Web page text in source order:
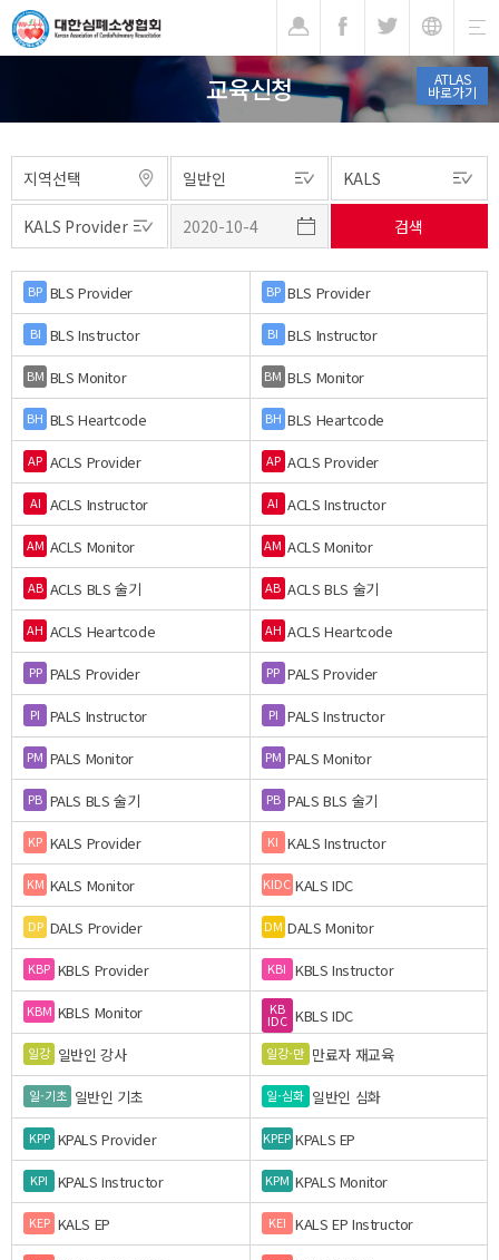
ATLAS
바로가기
교육신청
BP BLS Provider BP BLS Provider
BI BLS Instructor BI BLS Instructor
BM BLS Monitor BM BLS Monitor
BH BLS Heartcode BH BLS Heartcode
AP ACLS Provider AP ACLS Provider
AI ACLS Instructor AI ACLS Instructor
AM ACLS Monitor AM ACLS Monitor
AB ACLS BLS 술기 AB ACLS BLS 술기
AH ACLS Heartcode AH ACLS Heartcode
PP PALS Provider PP PALS Provider
PI PALS Instructor PI PALS Instructor
PM PALS Monitor PM PALS Monitor
PB PALS BLS 술기 PB PALS BLS 술기
KP KALS Provider KI KALS Instructor
KM KALS Monitor KIDC KALS IDC
DP DALS Provider DM DALS Monitor
KBP KBLS Provider KBI KBLS Instructor
KBM KBLS Monitor KB
IDC KBLS IDC
일강 일반인 강사 일강-만 만료자 재교육
일-기초 일반인 기초 일-심화 일반인 심화
KPP KPALS Provider KPEP KPALS EP
KPI KPALS Instructor KPM KPALS Monitor
KEP KALS EP KEI KALS EP Instructor